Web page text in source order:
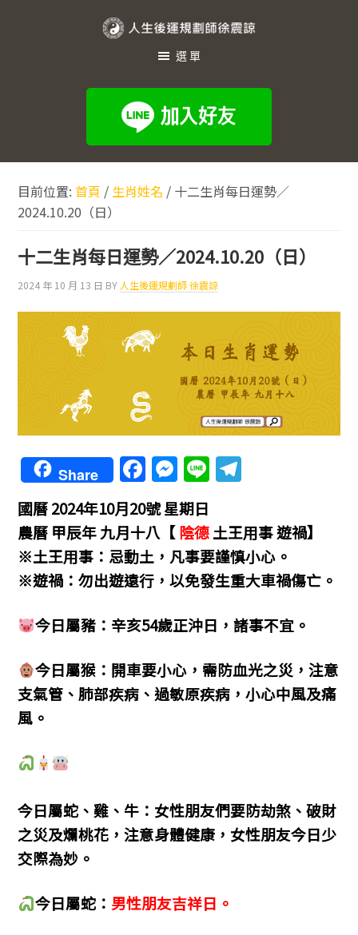
規
師
徐
震
諒
選單
目前位置:首頁 / 生肖姓名 / 十二生肖每日運勢／
2024.10.20（日）
十二生肖每日運勢／2024.10.20（日）
2024 年 10 月 13 日 BY 人生後運規劃師 徐震諒
Share F
a
c
e
b
o
o
M
e
ss
e
n
g
er
Li
n
e e
gr
a
m
國曆 2024年10月20號 星期日
農曆 甲辰年 九月十八【陰德土王用事 遊禍】
※土王用事：忌動土，凡事要謹慎小心。
※遊禍：勿出遊遠行，以免發生重大車禍傷亡。
今日屬豬：辛亥54歲正沖日，諸事不宜。
今日屬猴：開車要小心，需防血光之災，注意
支氣管、肺部疾病、過敏原疾病，小心中風及痛
風。
今日屬蛇、雞、牛：女性朋友們要防劫煞、破財
之災及爛桃花，注意身體健康，女性朋友今日少
交際為妙。
今日屬蛇： 男性朋友吉祥日。